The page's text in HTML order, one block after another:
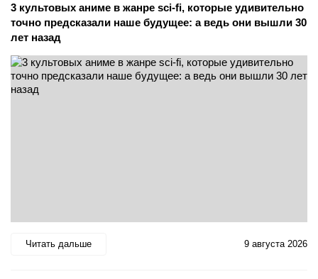
3 культовых аниме в жанре sci-fi, которые удивительно
точно предсказали наше будущее: а ведь они вышли 30
лет назад
Читать дальше 9 августа 2026